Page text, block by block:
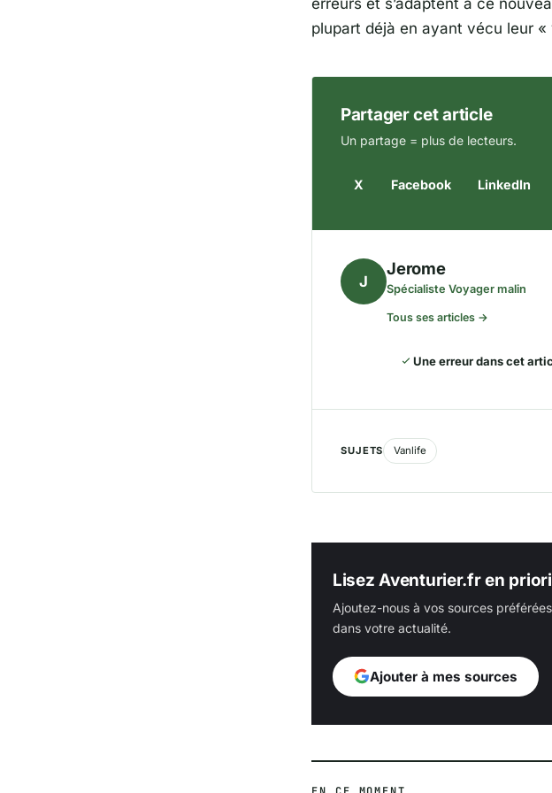
plupart déjà en ayant vécu leur
Partager cet article
Un partage = plus de lecteurs.
X Facebook LinkedIn
J
Jerome
Spécialiste Voyager malin
Tous ses articles →
Une erreur dans cet
SUJETS Vanlife
Lisez Aventurier.fr en
Ajoutez-nous à vos sources
dans votre actualité.
Ajouter à mes sources